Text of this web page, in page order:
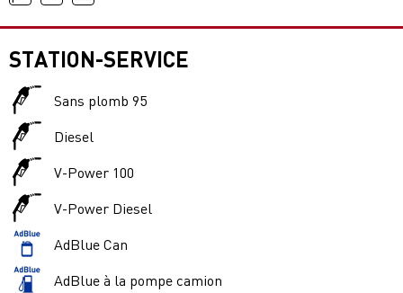
STATION-SERVICE
Sans plomb 95
Diesel
V-Power 100
V-Power Diesel
AdBlue Can
AdBlue à la pompe camion